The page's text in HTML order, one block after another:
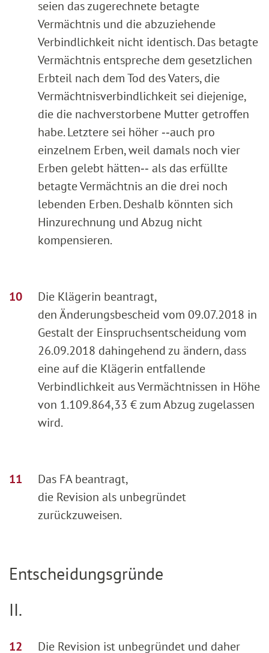
seien das zugerechnete betagte
Vermächtnis und die abzuziehende
Verbindlichkeit nicht identisch. Das betagte
Vermächtnis entspreche dem gesetzlichen
Erbteil nach dem Tod des Vaters, die
Vermächtnisverbindlichkeit sei diejenige,
die die nachverstorbene Mutter getroffen
habe. Letztere sei höher ‑‑auch pro
einzelnem Erben, weil damals noch vier
Erben gelebt hätten‑‑ als das erfüllte
betagte Vermächtnis an die drei noch
lebenden Erben. Deshalb könnten sich
Hinzurechnung und Abzug nicht
kompensieren.
Die Klägerin beantragt,
den Änderungsbescheid vom 09.07.2018 in
Gestalt der Einspruchsentscheidung vom
26.09.2018 dahingehend zu ändern, dass
eine auf die Klägerin entfallende
Verbindlichkeit aus Vermächtnissen in Höhe
von 1.109.864,33 € zum Abzug zugelassen
wird.
Das FA beantragt,
die Revision als unbegründet
zurückzuweisen.
Entscheidungsgründe
II.
Die Revision ist unbegründet und daher